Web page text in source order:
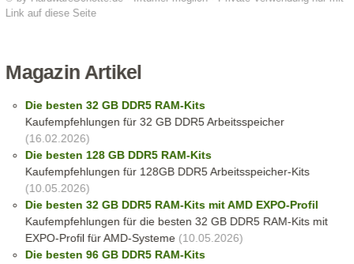
Link auf diese Seite
Magazin Artikel
Die besten 32 GB DDR5 RAM-Kits
Kaufempfehlungen für 32 GB DDR5 Arbeitsspeicher
(16.02.2026)
Die besten 128 GB DDR5 RAM-Kits
Kaufempfehlungen für 128GB DDR5 Arbeitsspeicher-Kits
(10.05.2026)
Die besten 32 GB DDR5 RAM-Kits mit AMD EXPO-Profil
Kaufempfehlungen für die besten 32 GB DDR5 RAM-Kits mit
EXPO-Profil für AMD-Systeme (10.05.2026)
Die besten 96 GB DDR5 RAM-Kits